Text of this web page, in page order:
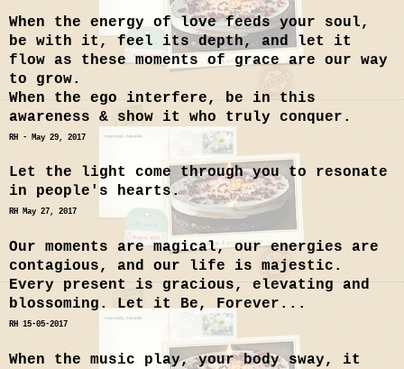
When the energy of love feeds your soul,
be with it, feel its depth, and let it
flow as these moments of grace are our way
to grow.
When the ego interfere, be in this
awareness & show it who truly conquer.
RH - May 29, 2017
Let the light come through you to resonate
in people's hearts.
RH May 27, 2017
Our moments are magical, our energies are
contagious, and our life is majestic.
Every present is gracious, elevating and
blossoming. Let it Be, Forever...
RH 15-05-2017
When the music play, your body sway, it